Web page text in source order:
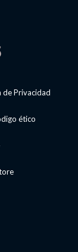
de Privacidad
ético